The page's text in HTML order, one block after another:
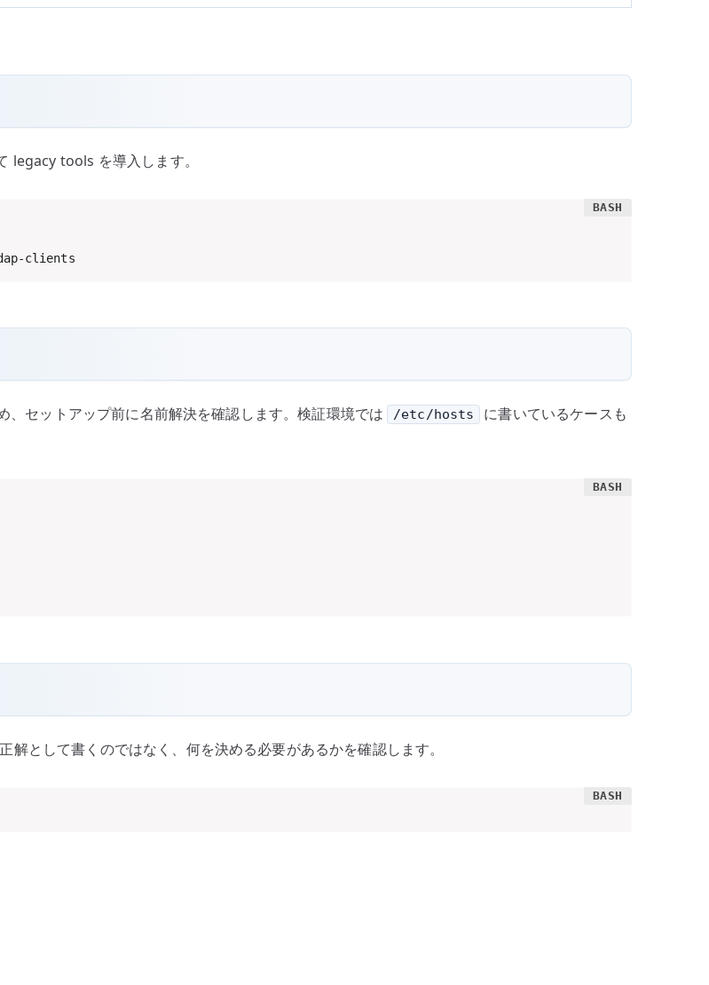
tools を導入します。
clients
セットアップ前に名前解決を確認します。検証環境では /etc/hosts
に書いているケースも
として書くのではなく、何を決める必要があるかを確認します。